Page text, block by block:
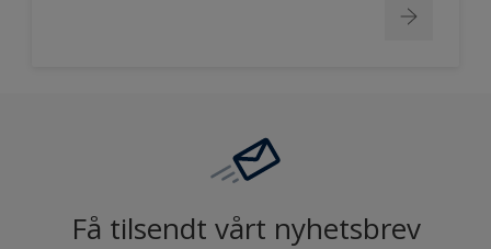
Få tilsendt vårt nyhetsbrev